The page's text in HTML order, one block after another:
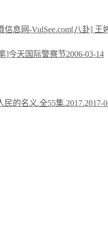
[八卦] 王
]今天国际警察节2006-03-14
民的名义.全55集.2017.2017-